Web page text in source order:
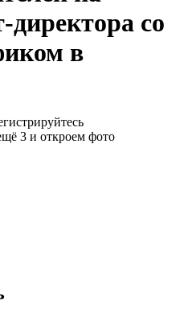
директора со
в
3 и откроем фото